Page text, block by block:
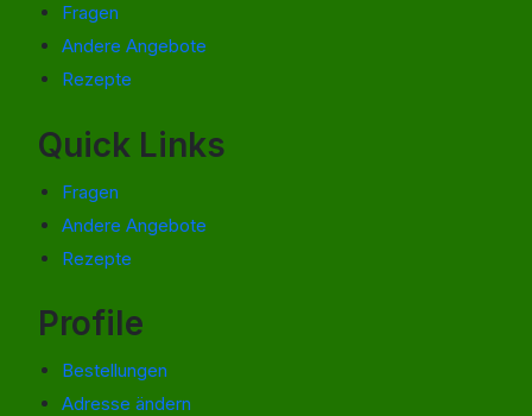
Fragen
Andere Angebote
Rezepte
Quick Links
Fragen
Andere Angebote
Rezepte
Profile
Bestellungen
Adresse ändern